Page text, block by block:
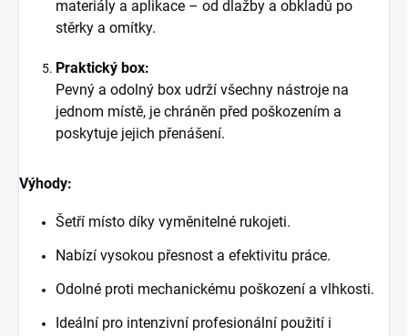
materiály a aplikace – od dlažby a obkladů po
stěrky a omítky.
Praktický box:
Pevný a odolný box udrží všechny nástroje na
jednom místě, je chráněn před poškozením a
poskytuje jejich přenášení.
Výhody:
Šetří místo díky vyměnitelné rukojeti.
Nabízí vysokou přesnost a efektivitu práce.
Odolné proti mechanickému poškození a vlhkosti.
Ideální pro intenzivní profesionální použití i